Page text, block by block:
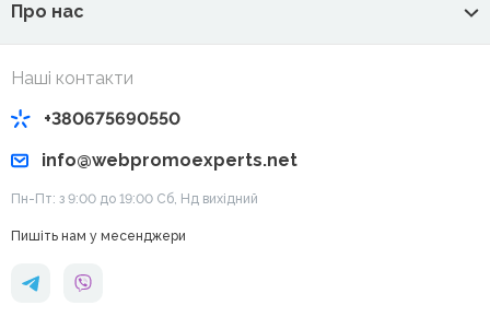
Про нас
Наші контакти
+380675690550
info@webpromoexperts.net
Пн-Пт: з 9:00 до 19:00 Cб, Нд вихідний
Пишіть нам у месенджери